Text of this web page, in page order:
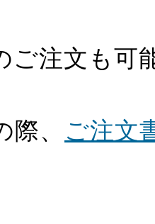
ご注文も可
際、
ご注文